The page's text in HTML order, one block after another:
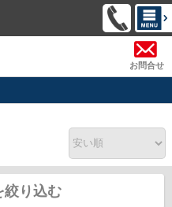
お問合せ
絞り込む